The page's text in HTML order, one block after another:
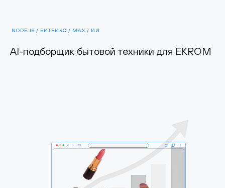
NODE.JS / БИТРИКС / MAX / ИИ
AI-подборщик бытовой техники для EKROM